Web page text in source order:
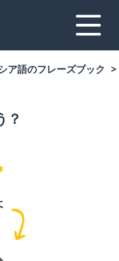
ア語のフレーズブック
？